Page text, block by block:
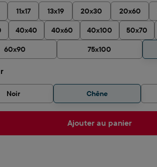
11x17 13x19 20x30 20x60
40x40 40x60 40x100 50x70
60x90 75x100
Noir Chêne
Ajouter au panier